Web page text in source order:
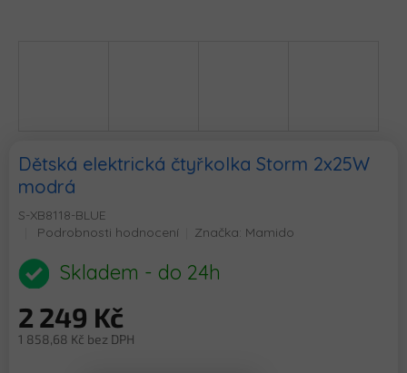
Dětská elektrická čtyřkolka Storm 2x25W
modrá
S-XB8118-BLUE
Průměrné
produktu
je
z
5
Podrobnosti hodnocení Značka: Mamido
Skladem - do 24h
2 249 Kč
1 858,68 Kč bez DPH